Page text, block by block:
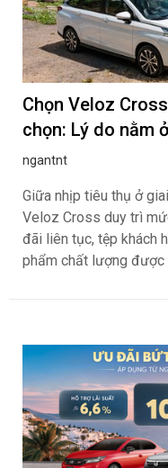
Chọn Veloz
chọn: Lý do nằm
ngantnt
Giữa nhịp tiêu thụ ở
Veloz Cross duy trì
đãi liên tục, tệp khách
phẩm chất lượng được